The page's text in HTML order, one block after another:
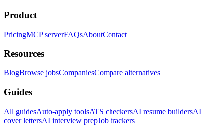
Product
PricingMCP serverFAQsAboutContact
Resources
BlogBrowse jobsCompaniesCompare alternatives
Guides
All guidesAuto-apply toolsATS checkersAI resume buildersAI
cover lettersAI interview prepJob trackers